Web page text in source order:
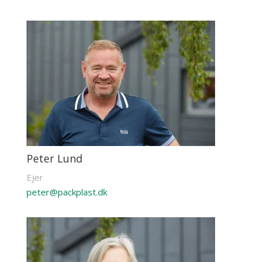
Peter Lund
Ejer
peter@packplast.dk